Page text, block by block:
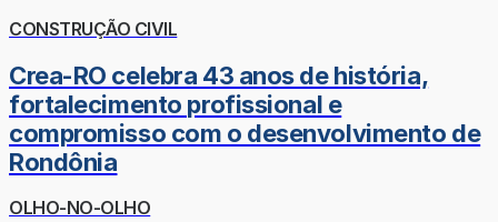
CONSTRUÇÃO CIVIL
Crea-RO celebra 43 anos de história,
fortalecimento profissional e
compromisso com o desenvolvimento de
Rondônia
OLHO-NO-OLHO